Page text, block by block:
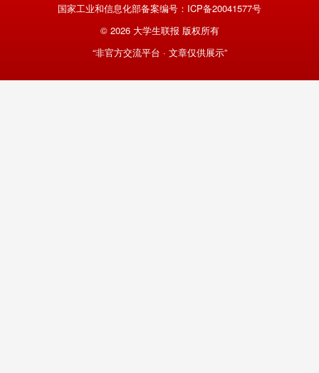
国家工业和信息化部备案编号： ICP备20041577号
© 2026大学生联报 版权所有
“非官方交流平台 · 文章仅供展示”